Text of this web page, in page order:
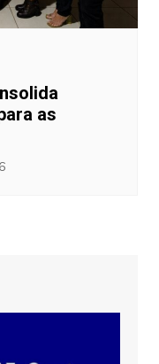
as